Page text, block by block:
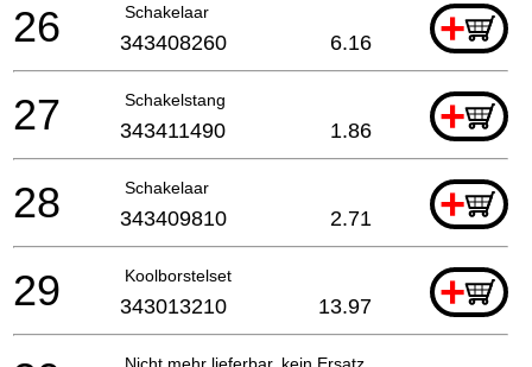
Schakelaar +
26 343408260 6.16
Schakelstang +
27 343411490 1.86
Schakelaar +
28 343409810 2.71
Koolborstelset +
29 343013210 13.97
Nicht mehr lieferbar, kein Ersatz